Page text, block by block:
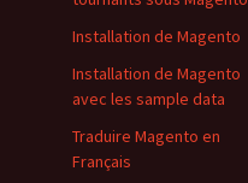
Installation de Magento
Installation de Magento
avec les sample data
Traduire Magento en
Français